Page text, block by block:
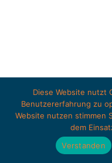
Diese Website nutzt
Benutzererfahrung zu
Website nutzen stimmen
dem
Verstanden